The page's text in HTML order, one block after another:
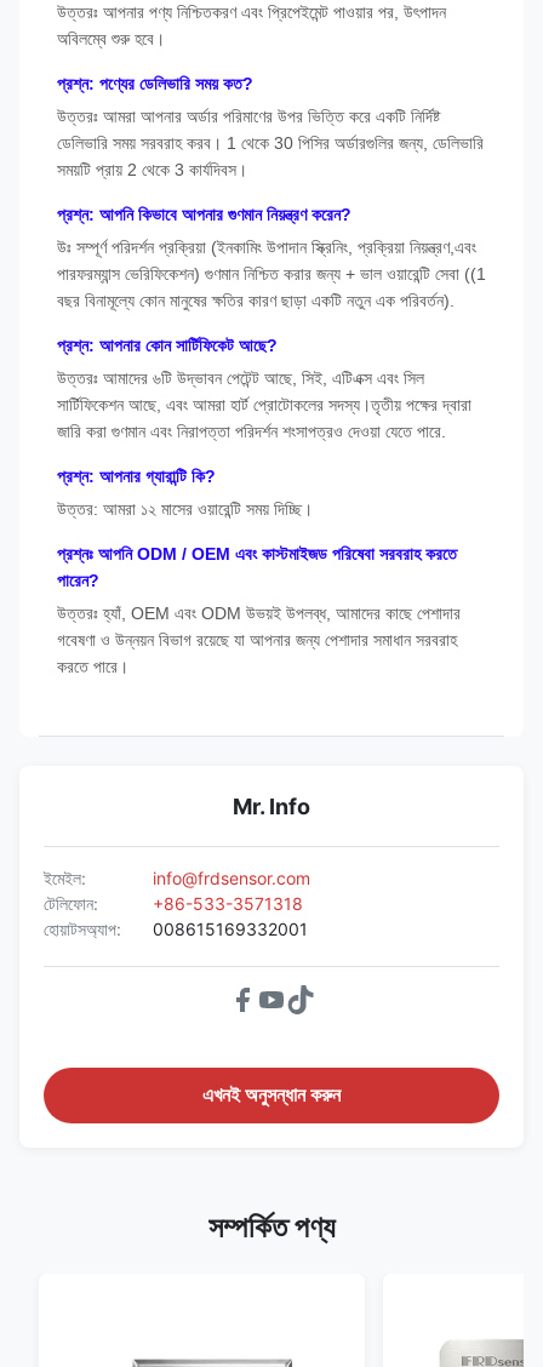
উত্তরঃ আপনার পণ্য নিশ্চিতকরণ এবং প্রিপেইমেন্ট পাওয়ার পর, উৎপাদন
অবিলম্বে শুরু হবে।
প্রশ্ন: পণ্যের ডেলিভারি সময় কত?
উত্তরঃ আমরা আপনার অর্ডার পরিমাণের উপর ভিত্তি করে একটি নির্দিষ্ট
ডেলিভারি সময় সরবরাহ করব। 1 থেকে 30 পিসির অর্ডারগুলির জন্য, ডেলিভারি
সময়টি প্রায় 2 থেকে 3 কার্যদিবস।
প্রশ্ন: আপনি কিভাবে আপনার গুণমান নিয়ন্ত্রণ করেন?
উঃ সম্পূর্ণ পরিদর্শন প্রক্রিয়া (ইনকামিং উপাদান স্ক্রিনিং, প্রক্রিয়া নিয়ন্ত্রণ,এবং
পারফরম্যান্স ভেরিফিকেশন) গুণমান নিশ্চিত করার জন্য + ভাল ওয়ারেন্টি সেবা ((1
বছর বিনামূল্যে কোন মানুষের ক্ষতির কারণ ছাড়া একটি নতুন এক পরিবর্তন).
প্রশ্ন: আপনার কোন সার্টিফিকেট আছে?
উত্তরঃ আমাদের ৬টি উদ্ভাবন পেটেন্ট আছে, সিই, এটিএক্স এবং সিল
সার্টিফিকেশন আছে, এবং আমরা হার্ট প্রোটোকলের সদস্য।তৃতীয় পক্ষের দ্বারা
জারি করা গুণমান এবং নিরাপত্তা পরিদর্শন শংসাপত্রও দেওয়া যেতে পারে.
প্রশ্ন: আপনার গ্যারান্টি কি?
উত্তর: আমরা ১২ মাসের ওয়ারেন্টি সময় দিচ্ছি।
প্রশ্নঃ আপনি ODM / OEM এবং কাস্টমাইজড পরিষেবা সরবরাহ করতে
পারেন?
উত্তরঃ হ্যাঁ, OEM এবং ODM উভয়ই উপলব্ধ, আমাদের কাছে পেশাদার
গবেষণা ও উন্নয়ন বিভাগ রয়েছে যা আপনার জন্য পেশাদার সমাধান সরবরাহ
করতে পারে।
Mr. Info
ইমেইল:
info@frdsensor.com
টেলিফোন:
+86-533-3571318
হোয়াটসঅ্যাপ:
008615169332001
এখনই অনুসন্ধান করুন
সম্পর্কিত পণ্য